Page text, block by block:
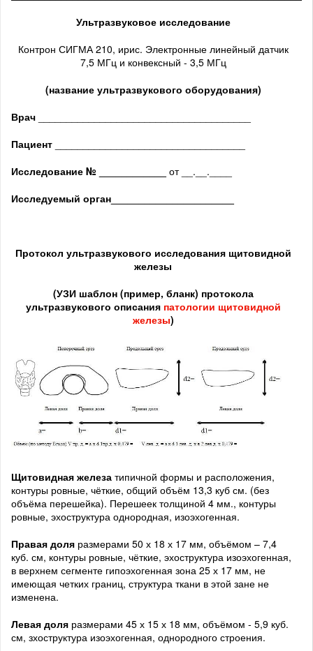
Ультразвуковое исследование
Контрон СИГМА 210, ирис. Электронные линейный датчик
7,5 МГц и конвексный - 3,5 МГц
(название ультразвукового оборудования)
Врач
Пациент
Исследование № ____________ от __.__.____
Исследуемый орган
Протокол ультразвукового исследования щитовидной
железы
(УЗИ шаблон (пример, бланк) протокола
ультразвукового описания патологии щитовидной
железы)
Щитовидная железа типичной формы и расположения,
контуры ровные, чёткие, общий объём 13,3 куб см. (без
объёма перешейка). Перешеек толщиной 4 мм., контуры
ровные, эхоструктура однородная, изоэхогенная.
Правая доля размерами 50 х 18 х 17 мм, объёмом – 7,4
куб. см, контуры ровные, чёткие, эхоструктура изоэхогенная,
в верхнем сегменте гипоэхогенная зона 25 х 17 мм, не
имеющая четких границ, структура ткани в этой зане не
изменена.
Левая доля размерами 45 х 15 х 18 мм, объёмом - 5,9 куб.
см, зхоструктура изоэхогенная, однородного строения.